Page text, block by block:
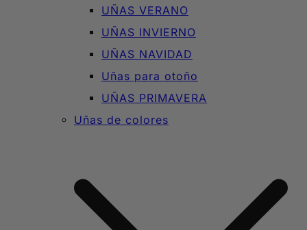
UÑAS VERANO
UÑAS INVIERNO
UÑAS NAVIDAD
Uñas para otoño
UÑAS PRIMAVERA
Uñas de colores